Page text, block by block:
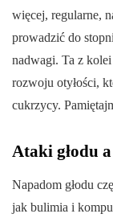
więcej, regularne,
prowadzić do
nadwagi. Ta z
rozwoju otyłości,
cukrzycy.
Ataki głodu
Napadom głodu
jak bulimia i